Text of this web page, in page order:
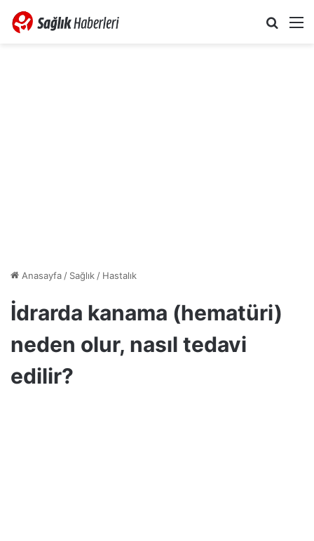
Anasayfa/ Sağlık/ Hastalık
İdrarda kanama (hematüri)
neden olur, nasıl tedavi
edilir?